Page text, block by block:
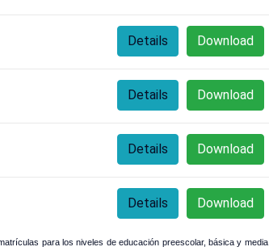
Download
Details
Download
Details
Download
Details
Download
Details
para los niveles de educación preescolar, básica y media